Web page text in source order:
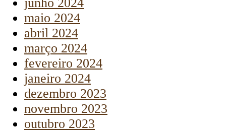
maio 2024
abril 2024
março 2024
fevereiro 2024
janeiro 2024
dezembro 2023
novembro 2023
outubro 2023